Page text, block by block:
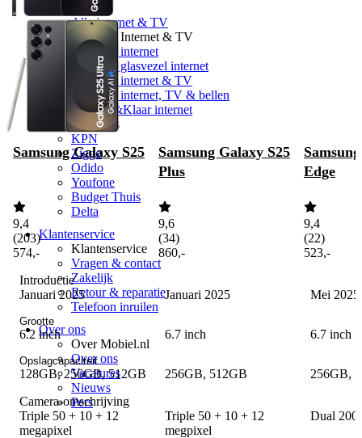
Internet & TV
Alle internet & TV
Vergelijk Internet & TV
Vergelijk internet
Vergelijk glasvezel internet
Vergelijk internet & TV
Vergelijk internet, TV & bellen
5G Klik&Klaar internet
Providers
KPN
Ziggo
Odido
Youfone
Budget Thuis
Delta
Klantenservice
Klantenservice
Vragen & contact
Zakelijk
Retour & reparatie
Telefoon inruilen
Over ons
Over Mobiel.nl
Over ons
Vacatures
Nieuws
Pers
Samsung Galaxy S25
9,4
(203)
574,-
Samsung Galaxy S25
Plus
9,6
(34)
860,-
Edge
9,4
(22)
523,-
Introductie
Januari 2025
Januari 2025 Mei 2025
Grootte
6.2 inch 6.7 inch 6.7 inch
Opslagcapaciteit
128GB, 256GB, 512GB 256GB, 512GB
256GB,
Camera-omschrijving
Triple 50 + 10 + 12
megapixel
Triple 50 + 10 + 12
megpixel
Dual 200